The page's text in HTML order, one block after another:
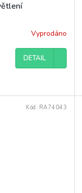
Vyprodáno
DETAIL
Kód: RA74043